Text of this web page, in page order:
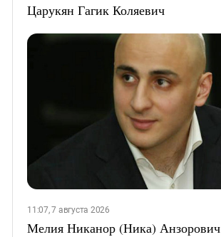
Царукян Гагик Коляевич
11:07, 7 августа 2026
Мелия Никанор (Ника) Анзорович